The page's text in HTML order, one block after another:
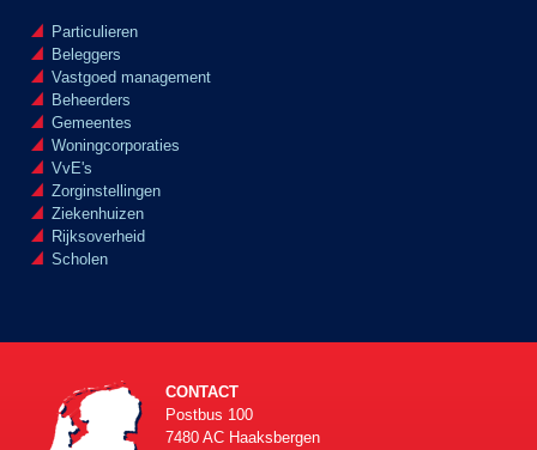
Particulieren
Beleggers
Vastgoed management
Beheerders
Gemeentes
Woningcorporaties
VvE's
Zorginstellingen
Ziekenhuizen
Rijksoverheid
Scholen
CONTACT
Postbus 100
7480 AC Haaksbergen